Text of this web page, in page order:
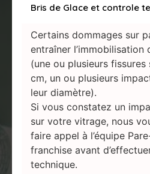
Bris de Glace et controle
Certains dommages sur
entraîner l’immobilisation
(une ou plusieurs fissures
cm, un ou plusieurs
leur diamètre).
Si vous constatez un
sur votre vitrage, nous
faire appel à l’équipe
franchise avant
technique.